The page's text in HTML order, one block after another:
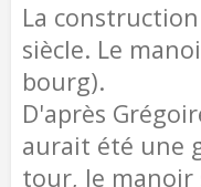
La
siècle. Le
bourg).
D'après
aurait été une
tour, le manoir